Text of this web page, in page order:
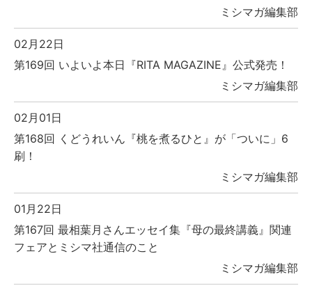
ミシマガ編集部
02月22日
第169回 いよいよ本日『RITA MAGAZINE』公式発売！
ミシマガ編集部
02月01日
第168回 くどうれいん『桃を煮るひと』が「ついに」6
刷！
ミシマガ編集部
01月22日
第167回 最相葉月さんエッセイ集『母の最終講義』関連
フェアとミシマ社通信のこと
ミシマガ編集部